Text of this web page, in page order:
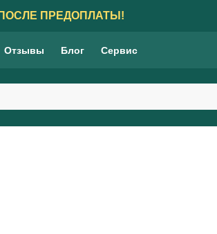
ПРЕДОПЛАТЫ!
Отзывы Блог Сервис